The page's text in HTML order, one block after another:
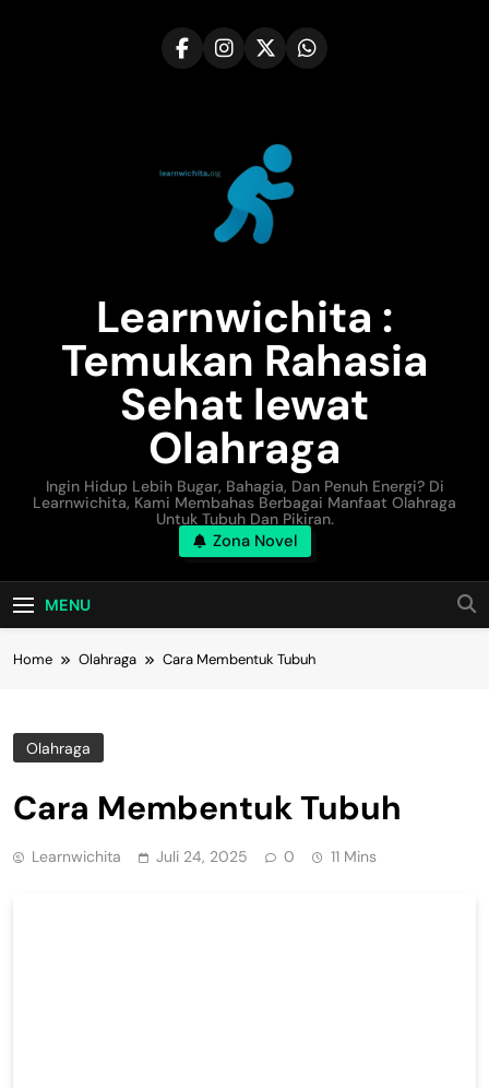
Learnwichita :
Temukan Rahasia
Sehat lewat
Olahraga
Ingin Hidup Lebih Bugar, Bahagia, Dan Penuh Energi? Di
Learnwichita, Kami Membahas Berbagai Manfaat Olahraga
Untuk Tubuh Dan Pikiran.
Zona Novel
MENU
Home Olahraga Cara Membentuk Tubuh
Olahraga
Cara Membentuk Tubuh
Learnwichita Juli 24, 2025 0 11 Mins